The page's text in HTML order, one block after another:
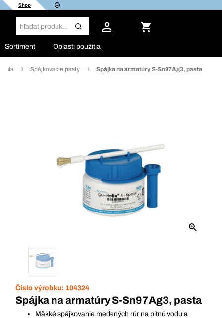
Shop
Sortiment Oblasti použitia
Spájkovacie pasty Spájka na armatúry S-Sn97Ag3, pasta
Číslo výrobku: 104324
Spájka na armatúry S-Sn97Ag3, pasta
Mäkké spájkovanie medených rúr na pitnú vodu a